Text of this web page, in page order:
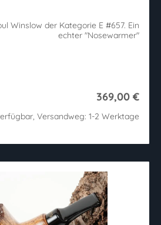
Winslow der Kategorie E #657. Ein
echter "Nosewarmer"
369,00 €
Versandweg: 1-2 Werktage